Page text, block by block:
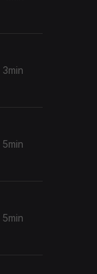
3min
5min
5min